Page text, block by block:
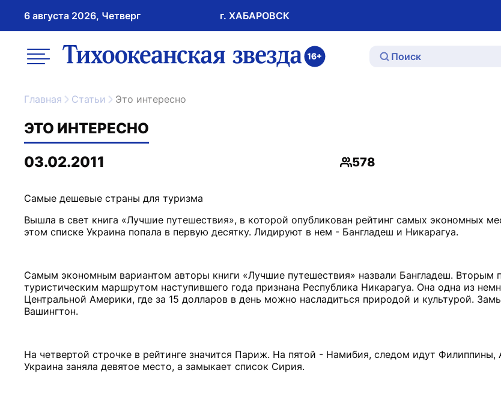
6 августа 2026, Четверг г. ХАБАРОВСК
меню ссылка на главную
Главная Статьи Это интересно
ЭТО ИНТЕРЕСНО
03.02.2011
Просмотры
578
Вышла в свет книга «Лучшие путешествия», в которой опубликован рейтинг самых экономных
этом списке Украина попала в первую десятку. Лидируют в нем - Бангладеш и Никарагуа.
Самым экономным вариантом авторы книги «Лучшие путешествия» назвали Бангладеш. Вторым
туристическим маршрутом наступившего года признана Республика Никарагуа. Она одна из
Центральной Америки, где за 15 долларов в день можно насладиться природой и культурой.
Вашингтон.
На четвертой строчке в рейтинге значится Париж. На пятой - Намибия, следом идут Филиппины,
Украина заняла девятое место, а замыкает список Сирия.